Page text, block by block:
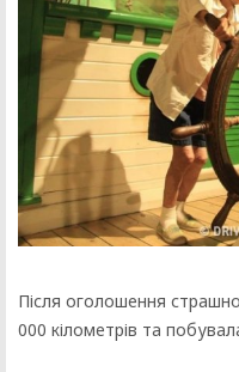
Після оголошення
000 кілометрів та